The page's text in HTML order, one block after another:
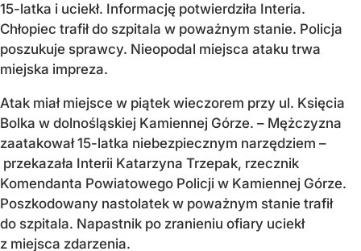
15-latka i uciekł. Informację potwierdziła Interia.
Chłopiec trafił do szpitala w poważnym stanie. Policja
poszukuje sprawcy. Nieopodal miejsca ataku trwa
miejska impreza.
Atak miał miejsce w piątek wieczorem przy ul. Księcia
Bolka w dolnośląskiej Kamiennej Górze. – Mężczyzna
zaatakował 15-latka niebezpiecznym narzędziem –
przekazała Interii Katarzyna Trzepak, rzecznik
Komendanta Powiatowego Policji w Kamiennej Górze.
Poszkodowany nastolatek w poważnym stanie trafił
do szpitala. Napastnik po zranieniu ofiary uciekł
z miejsca zdarzenia.